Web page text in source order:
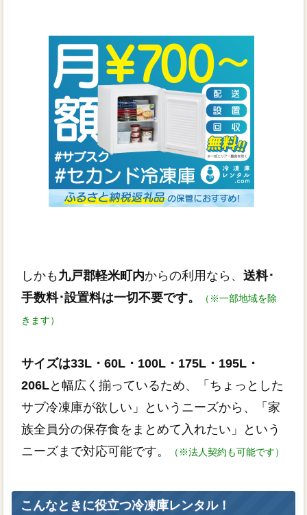
しかも 九戸郡軽米町内からの利用なら、 送料･
手数料･設置料は一切不要です。
（※一部地域を除
きます）
サイズは33L・60L・100L・175L・195L・
206Lと幅広く揃っているため、「ちょっとした
サブ冷凍庫が欲しい」というニーズから、「家
族全員分の保存食をまとめて入れたい」という
ニーズまで対応可能です。
（※法人契約も可能です）
こんなときに役立つ冷凍庫レンタル！